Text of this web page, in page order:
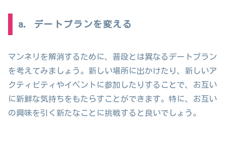
a. デートプランを変える
マンネリを解消するために、普段とは異なるデートプラン
を考えてみましょう。新しい場所に出かけたり、新しいア
クティビティやイベントに参加したりすることで、お互い
に新鮮な気持ちをもたらすことができます。特に、お互い
の興味を引く新たなことに挑戦すると良いでしょう。